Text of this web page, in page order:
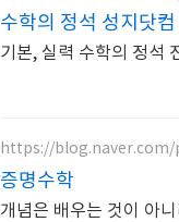
수학의 정석 성지닷컴
기본, 실력 수학의 정석
https://
증명수학
개념은 배우는 것이 아